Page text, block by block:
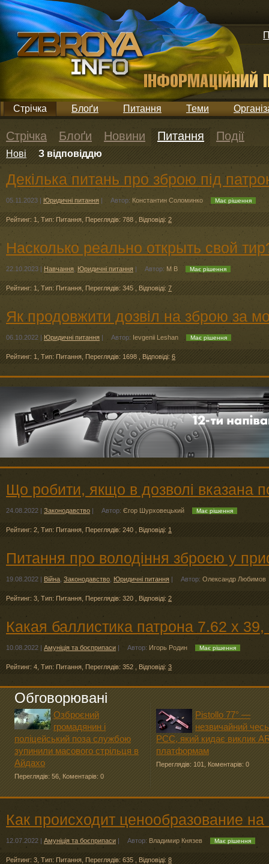
Стрічка Блоґи Питання Теми
Стрічка Блоґи Новини Питання Події
Нові З відповіддю
Декілька питань про зброю під
05.11.2023 | Юридичні питання | Автор: Константин Соломинко Має рішення
Рейтинг: 1 Тип: Питання Переглядів: 788 Відповіді: 2
Насколько реально открыть свой
22.10.2023 | Навчання Юридичні питання | Автор: M B Має рішення
Рейтинг: 1 Тип: Питання Переглядів: 345 ,Відповіді: 7
Як продовжити дозвіл на зброю за
06.10.2022 | Юридичні питання | Автор: Ievgenii Leshan Має рішення
Рейтинг: 1 Тип: Питання Переглядів: 1698 Відповіді: 6
Що робити, якщо в дозволі вказана
24.08.2022 | Законодавство | Автор: Єгор Шурховецький Має рішення
Рейтинг: 2 Тип: Питання Переглядів: 240 Відповіді: 1
Питання про володіння зброєю у
19.08.2022 | Війна Законодавство Юридичні питання | Автор: Олександр Любимов
Рейтинг: 3 Тип: Питання Переглядів: 320 Відповіді: 2
Какая баллистика патрона 7.62 х
10.08.2022 | Амуніція та боєприпаси | Автор: Игорь Родин Має рішення
Рейтинг: 4 Тип: Питання Переглядів: 352 Відповіді: 3
Обговорювані
Озброєний
громадянин і
поліцейський поза службою
зупинили масового стрільця в
Айдахо
Переглядів: 56 Коментарів: 0
Pistollo 77° —
незвичайний
PCC, який кидає виклик
платформам
Переглядів: 101 Коментарів: 0
Как происходит ценообразование
12.07.2022 | Амуніція та боєприпаси | Автор: Владимир Князев Має рішення
Рейтинг: 3 Тип: Питання Переглядів: 635 Відповіді: 8